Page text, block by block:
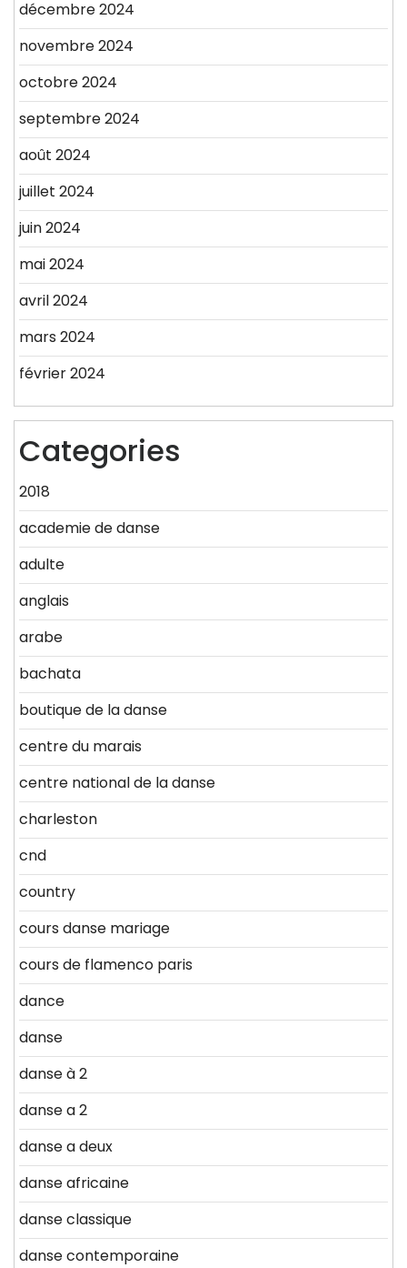
décembre 2024
novembre 2024
octobre 2024
septembre 2024
août 2024
juillet 2024
juin 2024
mai 2024
avril 2024
mars 2024
février 2024
Categories
2018
academie de danse
adulte
anglais
arabe
bachata
boutique de la danse
centre du marais
centre national de la danse
charleston
cnd
country
cours danse mariage
cours de flamenco paris
dance
danse
danse à 2
danse a 2
danse a deux
danse africaine
danse classique
danse contemporaine